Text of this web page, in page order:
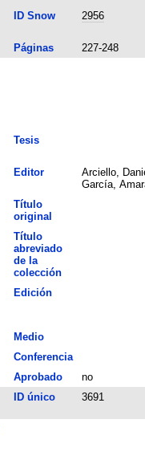
ID Snow 2956
Páginas
227-248
Tesis
Editor
Arciello,
García,
Título
original
Título
abreviado
de la
colección
Edición
Medio
Conferencia
Aprobado
no
ID único 3691